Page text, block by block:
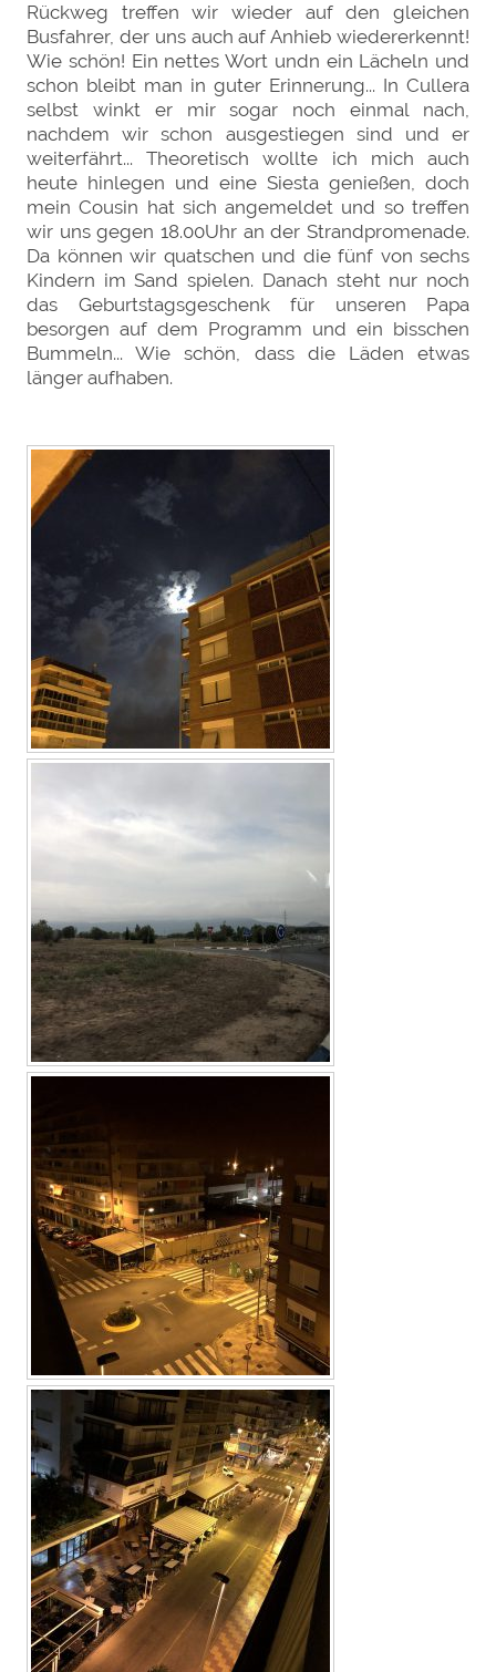
Rückweg treffen wir wieder auf den gleichen
Busfahrer, der uns auch auf Anhieb wiedererkennt!
Wie schön! Ein nettes Wort undn ein Lächeln und
schon bleibt man in guter Erinnerung... In Cullera
selbst winkt er mir sogar noch einmal nach,
nachdem wir schon ausgestiegen sind und er
weiterfährt... Theoretisch wollte ich mich auch
heute hinlegen und eine Siesta genießen, doch
mein Cousin hat sich angemeldet und so treffen
wir uns gegen 18.00Uhr an der Strandpromenade.
Da können wir quatschen und die fünf von sechs
Kindern im Sand spielen. Danach steht nur noch
das Geburtstagsgeschenk für unseren Papa
besorgen auf dem Programm und ein bisschen
Bummeln... Wie schön, dass die Läden etwas
länger aufhaben.